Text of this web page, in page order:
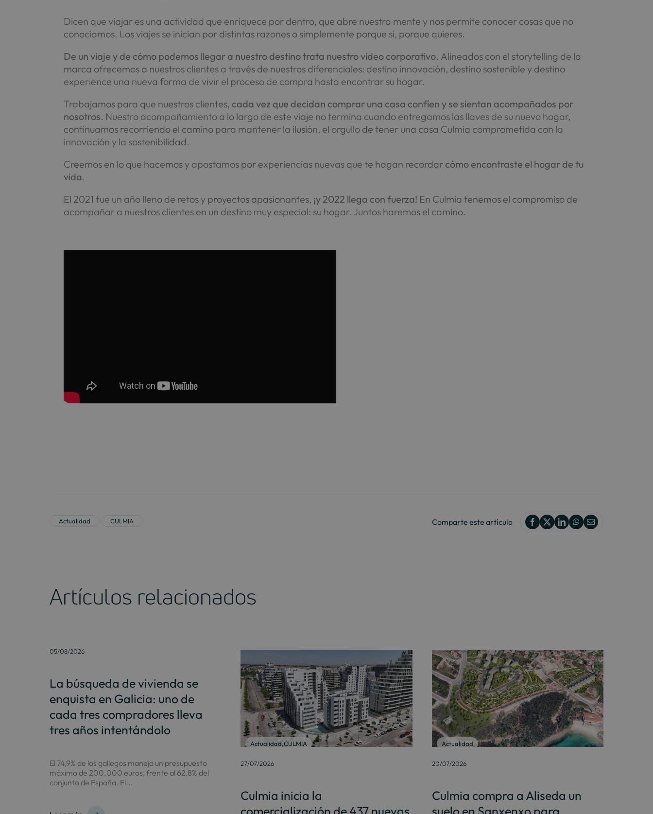
Dicen que viajar es una actividad que enriquece por dentro, que abre nuestra mente y nos permite conocer cosas que no
conocíamos. Los viajes se inician por distintas razones o simplemente porque sí, porque quieres.
De un viaje y de cómo podemos llegar a nuestro destino trata nuestro video corporativo. Alineados con el storytelling de la
marca ofrecemos a nuestros clientes a través de nuestros diferenciales: destino innovación, destino sostenible y destino
experience una nueva forma de vivir el proceso de compra hasta encontrar su hogar.
Trabajamos para que nuestros clientes, cada vez que decidan comprar una casa confíen y se sientan acompañados por
nosotros. Nuestro acompañamiento a lo largo de este viaje no termina cuando entregamos las llaves de su nuevo hogar,
continuamos recorriendo el camino para mantener la ilusión, el orgullo de tener una casa Culmia comprometida con la
innovación y la sostenibilidad.
Creemos en lo que hacemos y apostamos por experiencias nuevas que te hagan recordar cómo encontraste el hogar de tu
vida.
El 2021 fue un año lleno de retos y proyectos apasionantes, ¡y 2022 llega con fuerza! En Culmia tenemos el compromiso de
acompañar a nuestros clientes en un destino muy especial: su hogar. Juntos haremos el camino.
Actualidad CULMIA Comparte este artículo
Artículos relacionados
05/08/2026
La búsqueda de vivienda se
enquista en Galicia: uno de
cada tres compradores lleva
tres años intentándolo
El 74,9% de los gallegos maneja un presupuesto
máximo de 200.000 euros, frente al 62,8% del
conjunto de España. El...
Actualidad,CULMIA
27/07/2026
Culmia inicia la
comercialización de 437 nuevas
Actualidad
20/07/2026
Culmia compra a Aliseda un
suelo en Sanxenxo para